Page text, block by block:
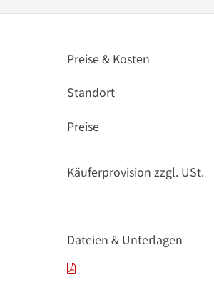
Preise & Kosten
Standort
Preise
Käuferprovision zzgl. USt.
Dateien & Unterlagen